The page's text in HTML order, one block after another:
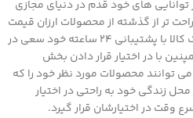
های خود قدم در دنیای مجازی
تر از گذشته از محصولات ارزان قیمت
و با کیفیت ما بهره مند گردند.پزشک کالا با پشتیبانی 24 ساعته خود سعی در
با در اختیار قرار دادن بخش
توانند محصولات مورد نظر خود را که
زندگی خود به راحتی در اختیار
وقت در اختیارشان قرار گیرد.